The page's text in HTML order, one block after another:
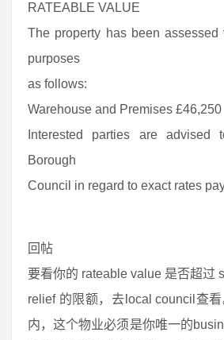
RATEABLE VALUE
The property has been assessed
purposes
as follows:
Warehouse and Premises £46,250
Interested parties are advised
Borough
Council in regard to exact rates
回帖
要看你的 rateable value 是否超过
relief 的限额，去local council查
内，这个物业必须是你唯一的